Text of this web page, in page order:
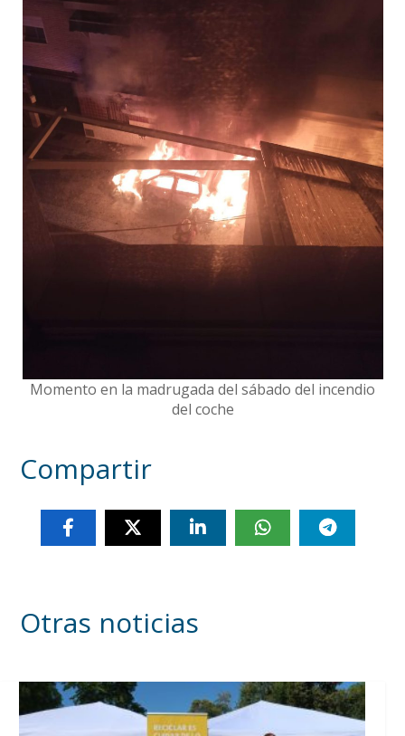
Momento en la madrugada del sábado del incendio
del coche
Compartir
Otras noticias